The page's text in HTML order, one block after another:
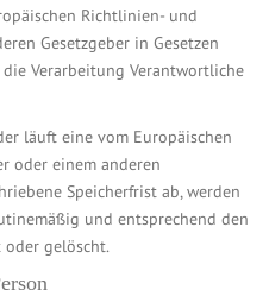
Richtlinien- und
Gesetzgeber in Gesetzen
Verarbeitung Verantwortliche
läuft eine vom Europäischen
oder einem anderen
Speicherfrist ab, werden
und entsprechend den
gelöscht.